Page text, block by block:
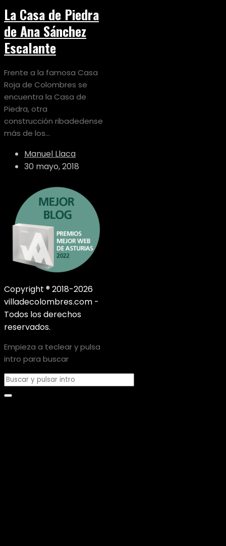
La Casa de Piedra
de Ana Sánchez
Escalante
Frente a la famosa Casa
Roja de Colombres se
encuentra la Casa de
Piedra, otra
construcción ribadedense
más de los...
Manuel Llaca
30 mayo, 2018
Copyright ® 2018-2026
villadecolombres.com -
Todos los derechos
reservados.
Empieza a teclear y pulsa
intro para buscar